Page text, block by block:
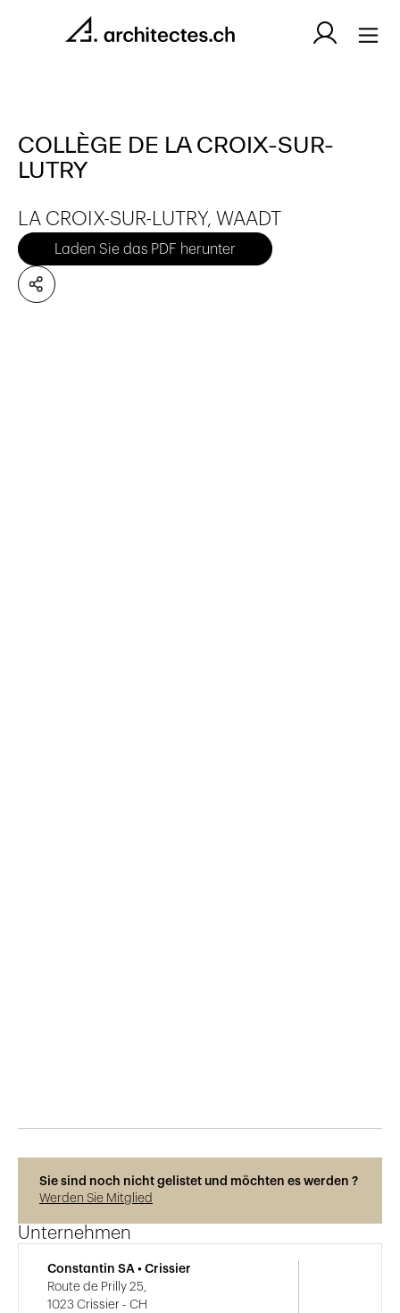
COLLÈGE DE LA CROIX-SUR-
LUTRY
LA CROIX-SUR-LUTRY, WAADT
Laden Sie das PDF herunter
Sie sind noch nicht gelistet und möchten es werden ?
Werden Sie Mitglied
Unternehmen
Constantin SA • Crissier
Route de Prilly 25,
1023 Crissier - CH